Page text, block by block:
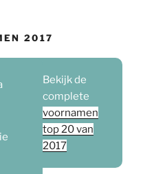
2017
Bekijk de
complete
voornamen
top 20 van
2017